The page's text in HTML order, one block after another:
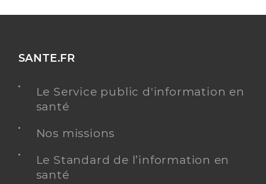
SANTE.FR
Le Service public d'information en
santé
Nos missions
Le Standard de l’information en
santé